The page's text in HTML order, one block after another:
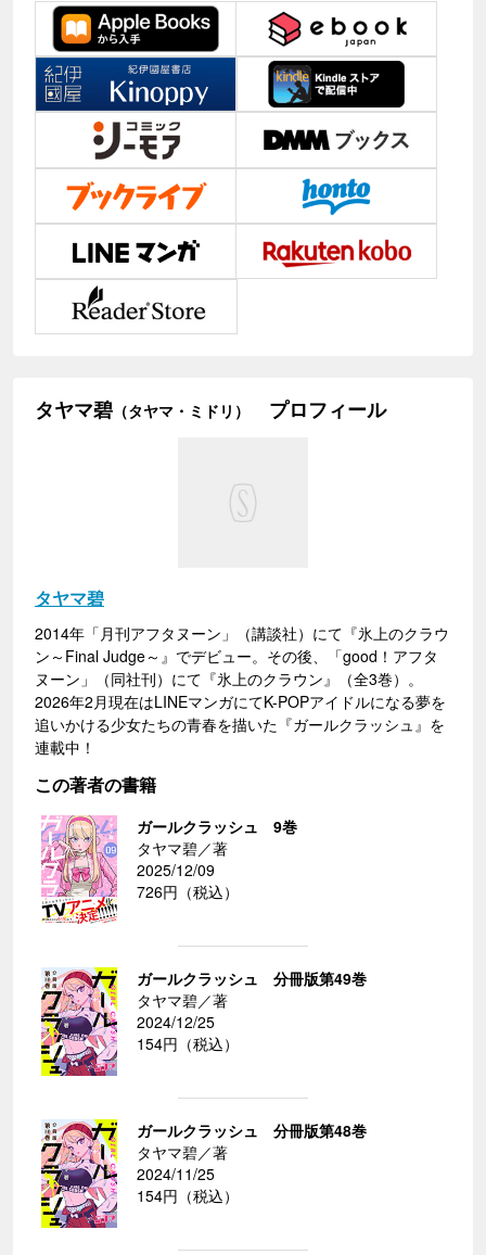
タヤマ碧 （タヤマ・ミドリ） プロフィール
タヤマ碧
2014年「月刊アフタヌーン」（講談社）にて『氷上のクラウ
ン～Final Judge～』でデビュー。その後、「good！アフタ
ヌーン」（同社刊）にて『氷上のクラウン』（全3巻）。
2026年2月現在はLINEマンガにてK-POPアイドルになる夢を
追いかける少女たちの青春を描いた『ガールクラッシュ』を
連載中！
この著者の書籍
ガールクラッシュ 9巻
タヤマ碧／著
2025/12/09
726円（税込）
ガールクラッシュ 分冊版第49巻
タヤマ碧／著
2024/12/25
154円（税込）
ガールクラッシュ 分冊版第48巻
タヤマ碧／著
2024/11/25
154円（税込）